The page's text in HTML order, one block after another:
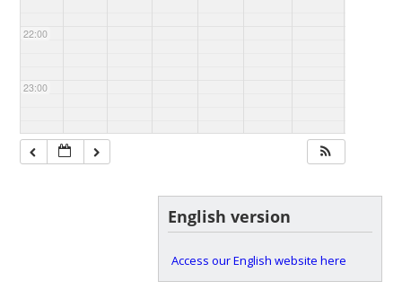
22:00
23:00
English version
Access our English website here